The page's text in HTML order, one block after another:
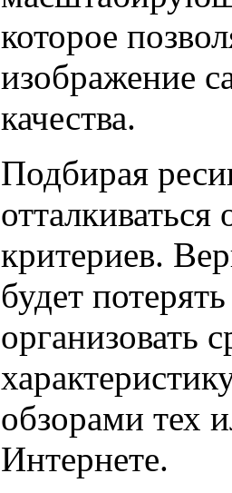
которое
изображение
качества.
Подбирая
критериев.
будет
организовать
обзорами тех
Интернете.